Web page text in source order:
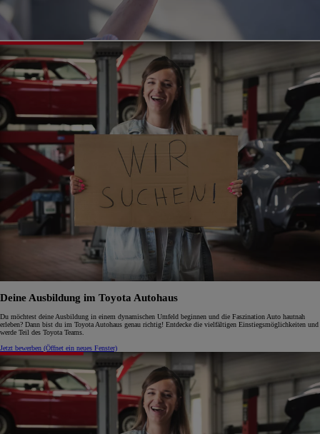
Deine Ausbildung im Toyota Autohaus
Du möchtest deine Ausbildung in einem dynamischen Umfeld beginnen und die Faszination Auto hautnah
erleben? Dann bist du im Toyota Autohaus genau richtig! Entdecke die vielfältigen Einstiegsmöglichkeiten und
werde Teil des Toyota Teams.
Jetzt bewerben (Öffnet ein neues Fenster)